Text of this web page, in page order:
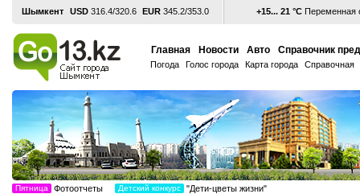
Шымкент USD 316.4/320.6 EUR 345.2/353.0 +15... 21 °С Переменная
Главная Новости Авто Справочник
Погода Голос города Карта города Справочная
Пятница Фотоотчеты Детский конкурс "Дети-цветы жизни"